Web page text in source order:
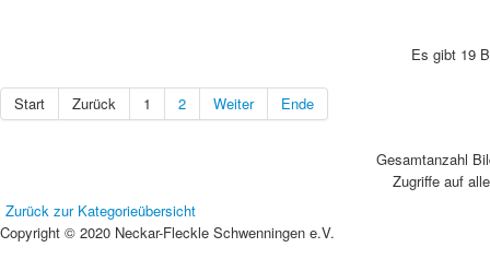
Es gibt 19
Start Zurück 1 2 Weiter Ende
Gesamtanzahl
Zugriffe auf
Zurück zur Kategorieübersicht
Copyright © 2020 Neckar-Fleckle Schwenningen e.V.